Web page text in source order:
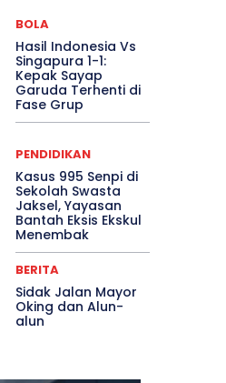
BOLA
Hasil Indonesia Vs
Singapura 1-1:
Kepak Sayap
Garuda Terhenti di
Fase Grup
PENDIDIKAN
Kasus 995 Senpi di
Sekolah Swasta
Jaksel, Yayasan
Bantah Eksis Ekskul
Menembak
BERITA
Sidak Jalan Mayor
Oking dan Alun-
alun